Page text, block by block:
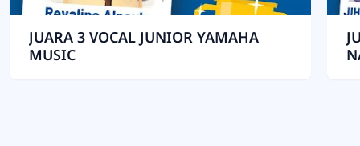
JUARA 3 VOCAL JUNIOR YAMAHA
MUSIC